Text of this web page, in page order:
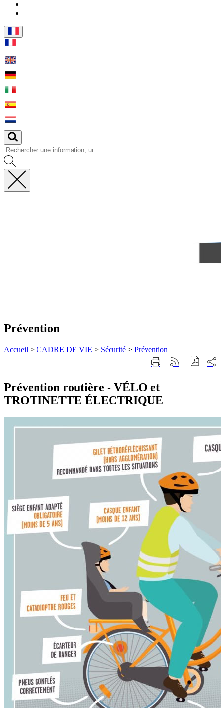
Fermer
Prévention
Accueil > CADRE DE VIE > Sécurité > Prévention
ImprimerGénérer
sur
Prévention routière - VÉLO et
TROTINETTE ÉLECTRIQUE